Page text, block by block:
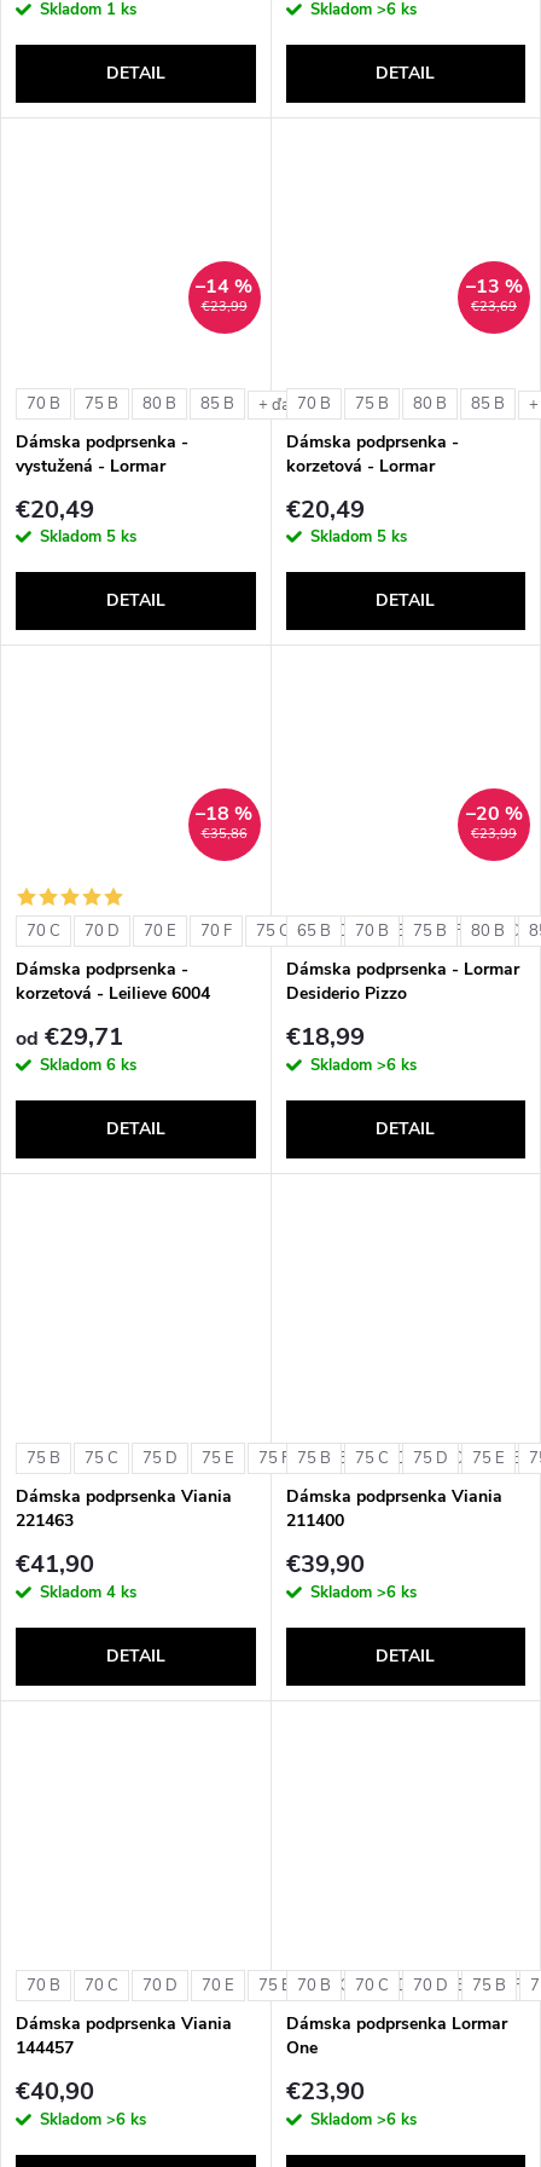
Skladom 1 ks
DETAIL
Skladom >6 ks
DETAIL
€23,99
–14 %
70 B 75 B 80 B 85 B + ďalšie
Dámska podprsenka -
vystužená - Lormar
€20,49
Skladom 5 ks
DETAIL
€23,69
–13 %
70 B 75 B 80 B 85 B
Dámska podprsenka -
korzetová - Lormar
€20,49
Skladom 5 ks
DETAIL
€35,86
–18 %
70 C 70 D 70 E 70 F 75 C 75 D 75 E 75 F 80 C
Dámska podprsenka -
korzetová - Leilieve 6004
od €29,71
Skladom 6 ks
DETAIL
€23,99
–20 %
65 B 70 B 75 B 80 B
Dámska podprsenka - Lormar
Desiderio Pizzo
€18,99
Skladom >6 ks
DETAIL
75 B 75 C 75 D 75 E 75 F 80 B 80 C 80 D 80 E
Dámska podprsenka Viania
221463
€41,90
Skladom 4 ks
DETAIL
75 B 75 C 75 D 75 E
Dámska podprsenka Viania
211400
€39,90
Skladom >6 ks
DETAIL
70 B 70 C 70 D 70 E 75 B 75 C 75 D 75 E 75 F
Dámska podprsenka Viania
144457
€40,90
Skladom >6 ks
70 B 70 C 70 D 75 B
Dámska podprsenka Lormar
One
€23,90
Skladom >6 ks